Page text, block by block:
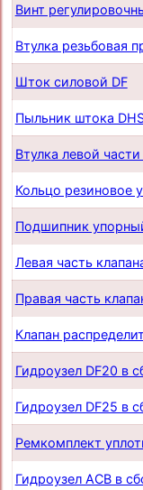
Винт
Втулка резьбовая
Шток силовой DF
Пыльник штока
Втулка левой части
Кольцо резиновое
Подшипник
Левая часть
Правая часть
Клапан
Гидроузел DF20 в
Гидроузел DF25 в
Ремкомплект
Гидроузел АСB в